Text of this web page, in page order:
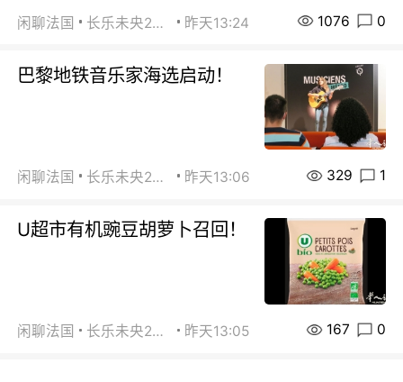
闲聊法国 长乐未央2015 昨天13:24 1076 0
巴黎地铁音乐家海选启动！
闲聊法国 长乐未央2015 昨天13:06 329 1
U超市有机豌豆胡萝卜召回！
闲聊法国 长乐未央2015 昨天13:05 167 0